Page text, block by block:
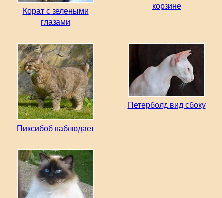
Корат с зелеными
глазами
корзине
Пиксибоб наблюдает
Петерболд вид сбоку